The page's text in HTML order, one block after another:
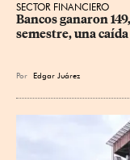
SECTOR FINANCIERO
Bancos ganaron
semestre, una
Por Edgar Juárez